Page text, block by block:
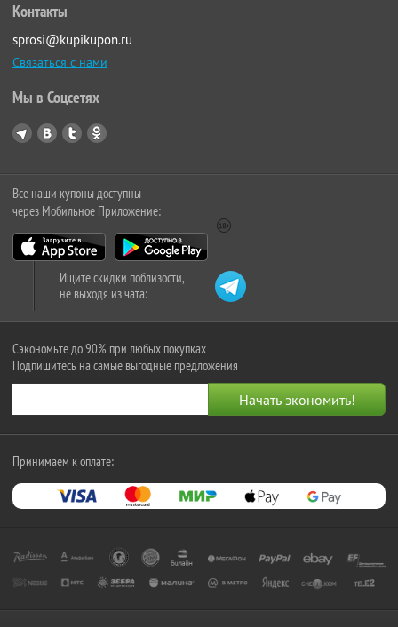
Контакты
sprosi@kupikupon.ru
Связаться с нами
Мы в Соцсетях
Все наши купоны доступны
через Мобильное Приложение:
Ищите скидки поблизости,
не выходя из чата:
Сэкономьте до 90% при любых покупках
Подпишитесь на самые выгодные предложения
Принимаем к оплате: